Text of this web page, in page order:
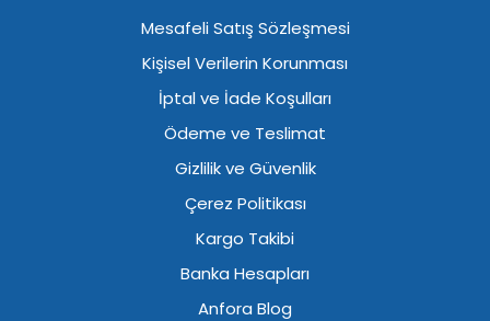
Mesafeli Satış Sözleşmesi
Kişisel Verilerin Korunması
İptal ve İade Koşulları
Ödeme ve Teslimat
Gizlilik ve Güvenlik
Çerez Politikası
Kargo Takibi
Banka Hesapları
Anfora Blog